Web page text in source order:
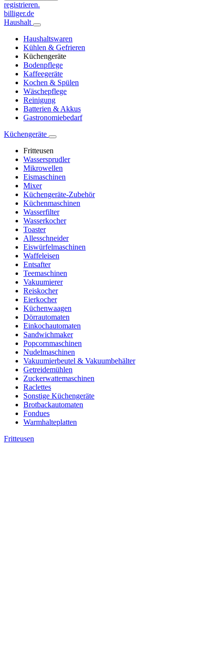
registrieren.
billiger.de
Haushalt
Haushaltswaren
Kühlen & Gefrieren
Küchengeräte
Bodenpflege
Kaffeegeräte
Kochen & Spülen
Wäschepflege
Reinigung
Batterien & Akkus
Gastronomiebedarf
Küchengeräte
Fritteusen
Wassersprudler
Mikrowellen
Eismaschinen
Mixer
Küchengeräte-Zubehör
Küchenmaschinen
Wasserfilter
Wasserkocher
Toaster
Allesschneider
Eiswürfelmaschinen
Waffeleisen
Entsafter
Teemaschinen
Vakuumierer
Reiskocher
Eierkocher
Küchenwaagen
Dörrautomaten
Einkochautomaten
Sandwichmaker
Popcornmaschinen
Nudelmaschinen
Vakuumierbeutel & Vakuumbehälter
Getreidemühlen
Zuckerwattemaschinen
Raclettes
Sonstige Küchengeräte
Brotbackautomaten
Fondues
Warmhalteplatten
Fritteusen